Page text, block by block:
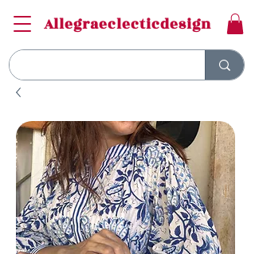
Allegraeclecticdesign